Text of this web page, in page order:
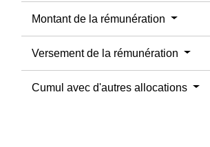
Montant de la rémunération
Versement de la rémunération
Cumul avec d'autres allocations